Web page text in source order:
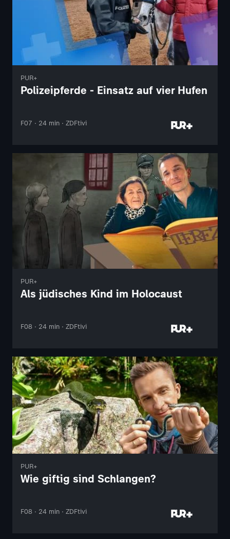
PUR+
Polizeipferde - Einsatz auf vier Hufen
F07 · 24 min · ZDFtivi
PUR+
Als jüdisches Kind im Holocaust
F08 · 24 min · ZDFtivi
PUR+
Wie giftig sind Schlangen?
F08 · 24 min · ZDFtivi